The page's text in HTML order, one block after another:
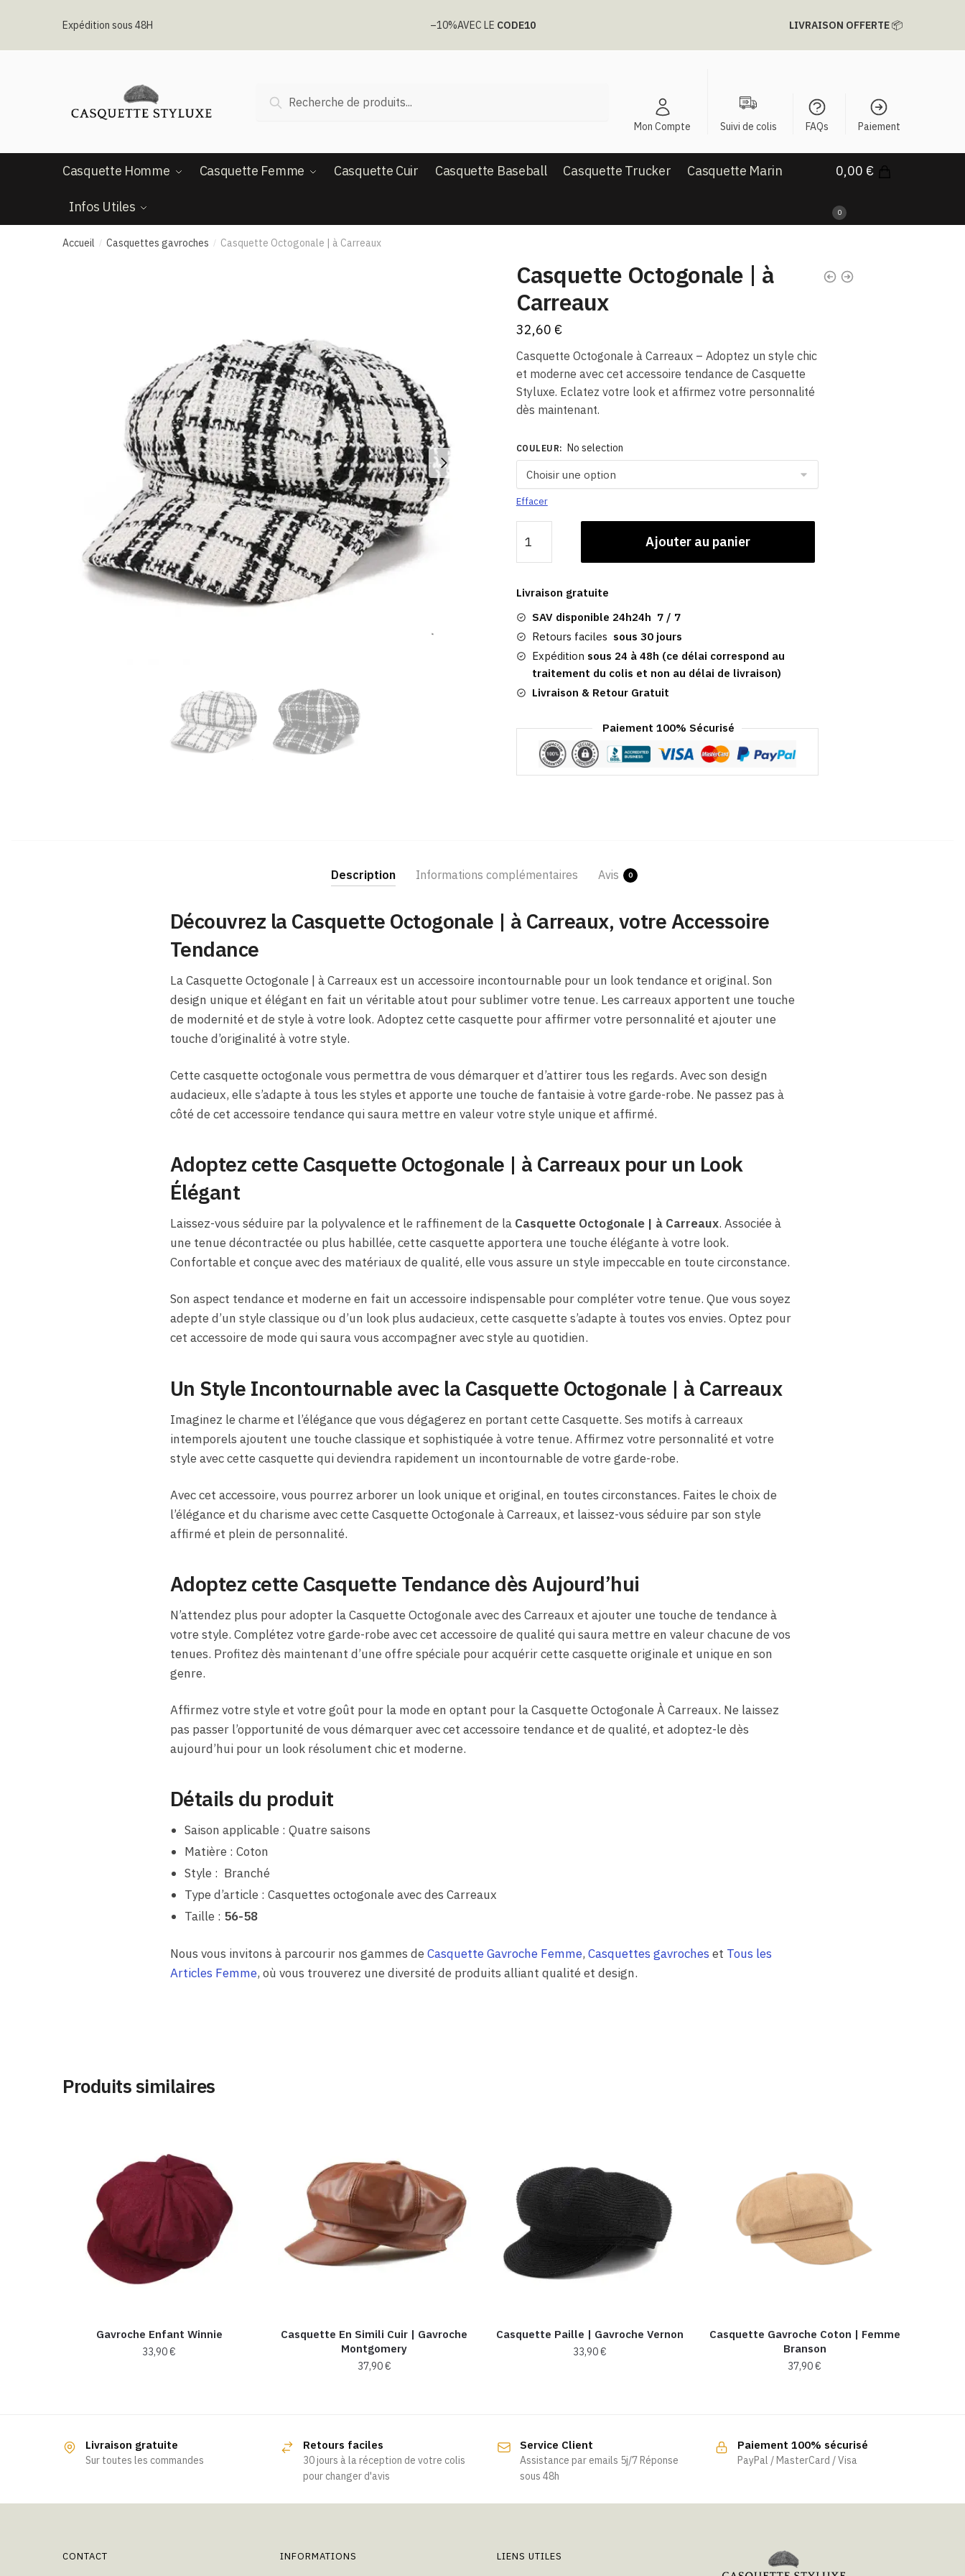
Expédition sous 48H –10%AVEC LE CODE10 LIVRAISON OFFERTE📦
pour :
Recherche
Mon Compte Suivi de colis FAQs Paiement
Casquette Homme Casquette Femme Casquette Cuir Casquette Baseball Casquette Trucker Casquette Marin
Infos Utiles
0,00 €
0
Accueil / Casquettes gavroches / Casquette Octogonale | à Carreaux
Casquette Octogonale | à
Carreaux
32,60 €
Casquette Octogonale à Carreaux – Adoptez un style chic
et moderne avec cet accessoire tendance de Casquette
Styluxe. Eclatez votre look et affirmez votre personnalité
dès maintenant.
COULEUR: No selection
Effacer
de
Casquette
|
à
Carreaux
Ajouter au panier
Livraison gratuite
SAV disponible 24h24h 7 / 7
Retours faciles sous 30 jours
Expédition sous 24 à 48h (ce délai correspond au
traitement du colis et non au délai de livraison)
Livraison & Retour Gratuit
Paiement 100% Sécurisé
Description Informations complémentaires Avis 0
Découvrez la Casquette Octogonale | à Carreaux, votre Accessoire
Tendance
La Casquette Octogonale | à Carreaux est un accessoire incontournable pour un look tendance et original. Son
design unique et élégant en fait un véritable atout pour sublimer votre tenue. Les carreaux apportent une touche
de modernité et de style à votre look. Adoptez cette casquette pour affirmer votre personnalité et ajouter une
touche d’originalité à votre style.
Cette casquette octogonale vous permettra de vous démarquer et d’attirer tous les regards. Avec son design
audacieux, elle s’adapte à tous les styles et apporte une touche de fantaisie à votre garde-robe. Ne passez pas à
côté de cet accessoire tendance qui saura mettre en valeur votre style unique et affirmé.
Adoptez cette Casquette Octogonale | à Carreaux pour un Look
Élégant
Laissez-vous séduire par la polyvalence et le raffinement de la Casquette Octogonale | à Carreaux. Associée à
une tenue décontractée ou plus habillée, cette casquette apportera une touche élégante à votre look.
Confortable et conçue avec des matériaux de qualité, elle vous assure un style impeccable en toute circonstance.
Son aspect tendance et moderne en fait un accessoire indispensable pour compléter votre tenue. Que vous soyez
adepte d’un style classique ou d’un look plus audacieux, cette casquette s’adapte à toutes vos envies. Optez pour
cet accessoire de mode qui saura vous accompagner avec style au quotidien.
Un Style Incontournable avec la Casquette Octogonale | à Carreaux
Imaginez le charme et l’élégance que vous dégagerez en portant cette Casquette. Ses motifs à carreaux
intemporels ajoutent une touche classique et sophistiquée à votre tenue. Affirmez votre personnalité et votre
style avec cette casquette qui deviendra rapidement un incontournable de votre garde-robe.
Avec cet accessoire, vous pourrez arborer un look unique et original, en toutes circonstances. Faites le choix de
l’élégance et du charisme avec cette Casquette Octogonale à Carreaux, et laissez-vous séduire par son style
affirmé et plein de personnalité.
Adoptez cette Casquette Tendance dès Aujourd’hui
N’attendez plus pour adopter la Casquette Octogonale avec des Carreaux et ajouter une touche de tendance à
votre style. Complétez votre garde-robe avec cet accessoire de qualité qui saura mettre en valeur chacune de vos
tenues. Profitez dès maintenant d’une offre spéciale pour acquérir cette casquette originale et unique en son
genre.
Affirmez votre style et votre goût pour la mode en optant pour la Casquette Octogonale À Carreaux. Ne laissez
pas passer l’opportunité de vous démarquer avec cet accessoire tendance et de qualité, et adoptez-le dès
aujourd’hui pour un look résolument chic et moderne.
Détails du produit
Saison applicable : Quatre saisons
Matière : Coton
Style : Branché
Type d’article : Casquettes octogonale avec des Carreaux
Taille : 56-58
Nous vous invitons à parcourir nos gammes deCasquette Gavroche Femme, Casquettes gavroches et Tous les
Articles Femme, où vous trouverez une diversité de produits alliant qualité et design.
Produits similaires
Gavroche Enfant Winnie
33,90€
Casquette En Simili Cuir​ | Gavroche
Montgomery
37,90€
Casquette Paille | Gavroche Vernon
33,90€
Casquette Gavroche Coton | Femme
Branson
37,90€
Livraison gratuite
Sur toutes les commandes
Retours faciles
30 jours à la réception de votre colis
pour changer d'avis
Service Client
Assistance par emails 5j/7 Réponse
sous 48h
Paiement 100% sécurisé
PayPal / MasterCard / Visa
CONTACT INFORMATIONS LIENS UTILES